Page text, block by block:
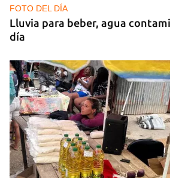
FOTO DEL DÍA
Lluvia para beber, agua
día